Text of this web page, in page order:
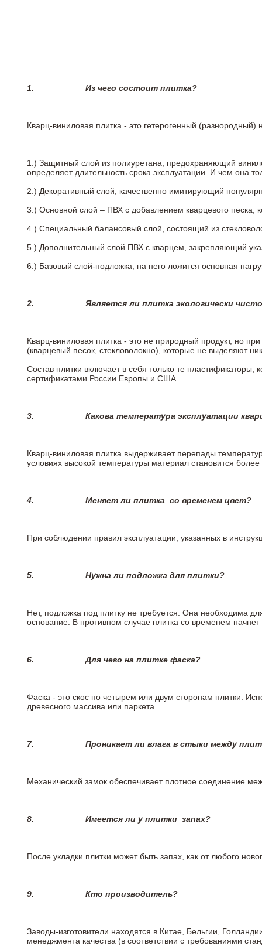
1. Из чего состоит плитка?
Кварц-виниловая плитка - это гетерогенный
1.) Защитный слой из полиуретана, предохраняющий
определяет длительность срока эксплуатации. И чем она
2.) Декоративный слой, качественно имитирующий
3.) Основной слой – ПВХ с добавлением кварцевого песка,
4.) Специальный балансовый слой, состоящий из
5.) Дополнительный слой ПВХ с кварцем, закрепляющий
6.) Базовый слой-подложка, на него ложится основная
2. Является ли плитка экологически
Кварц-виниловая плитка - это не природный продукт, но
(кварцевый песок, стекловолокно), которые не выделяют
Состав плитки включает в себя только те
сертификатами России Европы и США.
3. Какова температура эксплуатации
Кварц-виниловая плитка выдерживает перепады
условиях высокой температуры материал становится
4. Меняет ли плитка со временем цвет?
При соблюдении правил эксплуатации, указанных в
5. Нужна ли подложка для плитки?
Нет, подложка под плитку не требуется. Она необходима
основание. В противном случае плитка со временем
6.Для чего на плитке фаска?
Фаска - это скос по четырем или двум сторонам плитки.
древесного массива или паркета.
7. Проникает ли влага в стыки между
Механический замок обеспечивает плотное соединение
8. Имеется ли у плитки запах?
После укладки плитки может быть запах, как от любого
9. Кто производитель?
Заводы-изготовители находятся в Китае, Бельгии,
менеджмента качества (в соответствии с требованиями